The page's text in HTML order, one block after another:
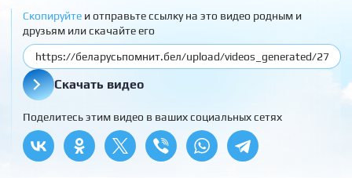
Скопируйтеи отправьте ссылку на это видео родным и
друзьям или скачайте его
Скачать видео
Поделитесь этим видео в ваших социальных сетях